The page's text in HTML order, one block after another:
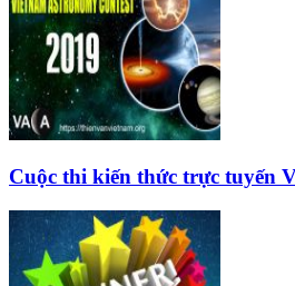
Cuộc thi kiến thức trực tuyến